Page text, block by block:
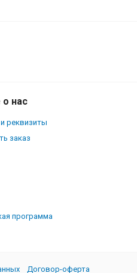
о нас
реквизиты
заказ
программа
Договор-оферта